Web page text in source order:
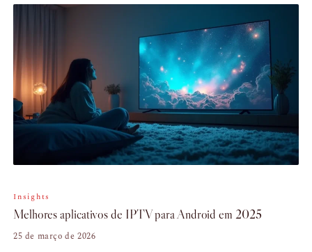
Insights
Melhores aplicativos de IPTV para Android em 2025
25 de março de 2026